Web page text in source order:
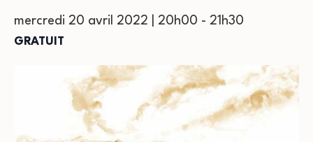
mercredi 20 avril 2022 | 20h00 - 21h30
GRATUIT